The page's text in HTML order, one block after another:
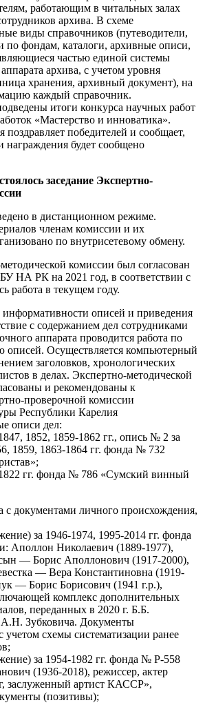
работающим в читальных залах
архива. В схеме
виды справочников (путеводители,
по фондам, каталоги, архивные описи,
частью единой системы
архива, с учетом уровня
хранения, архивный документ), на
каждый справочник.
итоги конкурса научных работ
«Мастерство и инноватика».
поздравляет победителей и сообщает,
награждения будет сообщено
заседание Экспертно-
в дистанционном режиме.
членам комиссии и их
по внутрисетевому обмену.
комиссии был согласован
НА РК на 2021 год, в соответствии с
работа в текущем году.
описей и приведения
с содержанием дел сотрудниками
аппарата проводится работа по
описей. Осуществляется компьютерный
заголовков, хронологических
в делах. Экспертно-методической
и рекомендованы к
проверочной комиссии
Республики Карелия
описи дел:
1852, 1859-1862 гг., опись № 2 за
1859, 1863-1864 гг. фонда № 732
гг. фонда № 786 «Сумский винный
с документами личного происхождения,
за 1946-1974, 1995-2014 гг. фонда
Аполлон Николаевич (1889-1977),
сын — Борис Аполлонович (1917-2000),
— Вера Константиновна (1919-
— Борис Борисович (1941 г.р.),
комплекс дополнительных
переданных в 2020 г. Б.Б.
Зубковича. Документы
учетом схемы систематизации ранее
за 1954-1982 гг. фонда № Р-558
(1936-2018), режиссер, актер
заслуженный артист КАССР»,
(позитивы);